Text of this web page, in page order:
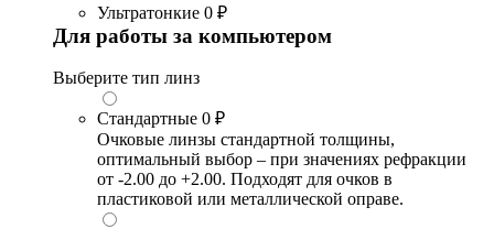
Ультратонкие 0 ₽
Для работы за компьютером
Выберите тип линз
Стандартные 0 ₽
Очковые линзы стандартной толщины,
оптимальный выбор – при значениях рефракции
от -2.00 до +2.00. Подходят для очков в
пластиковой или металлической оправе.